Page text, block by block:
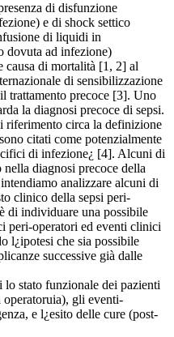
di disfunzione
e di shock settico
di liquidi in
dovuta ad infezione)
causa di mortalità [1, 2] al
di sensibilizzazione
trattamento precoce [3]. Uno
la diagnosi precoce di sepsi.
riferimento circa la definizione
citati come potenzialmente
di infezione¿ [4]. Alcuni di
diagnosi precoce della
analizzare alcuni di
clinico della sepsi peri-
di individuare una possibile
peri-operatori ed eventi clinici
l¿ipotesi che sia possibile
successive già dalle
stato funzionale dei pazienti
operatoruia), gli eventi-
e l¿esito delle cure (post-